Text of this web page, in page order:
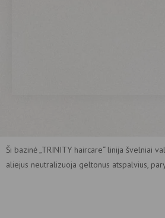
Ši bazinė „TRINITY haircare“ linija švelniai
aliejus neutralizuoja geltonus atspalvius,